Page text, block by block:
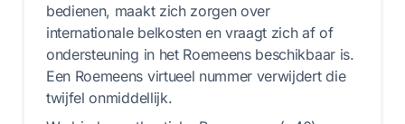
bedienen, maakt zich zorgen over
internationale belkosten en vraagt zich af of
ondersteuning in het Roemeens beschikbaar is.
Een Roemeens virtueel nummer verwijdert die
twijfel onmiddellijk.